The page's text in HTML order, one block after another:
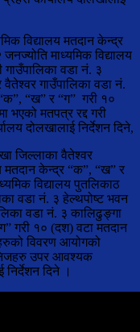
विद्यालय मतदान केन्द्र
माध्यमिक विद्यालय
वडा नं. ३
गाउँपालिका वडा नं.
“ख” र “ग” गरी १०
भएको मतपत्र रद्द गरी
दोलखालाई निर्देशन दिने,
जिल्लाका वैतेश्वर
मतदान केन्द्र “क”, “ख” र
विद्यालय पुतलिकाठ
वडा नं. ३ हेल्थपोष्ट भवन
वडा नं. ३ कालिढुङ्गा
गरी १० (दश) वटा मतदान
विवरण आयोगको
उपर आवश्यक
निर्देशन दिने ।